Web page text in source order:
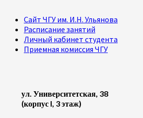
Сайт ЧГУ им. И.Н. Ульянова
Расписание занятий
Личный кабинет студента
Приемная комиссия ЧГУ
ул. Университетская, 38
(корпус I, 3 этаж)